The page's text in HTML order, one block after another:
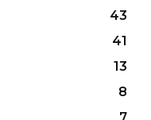
43
41
13
8